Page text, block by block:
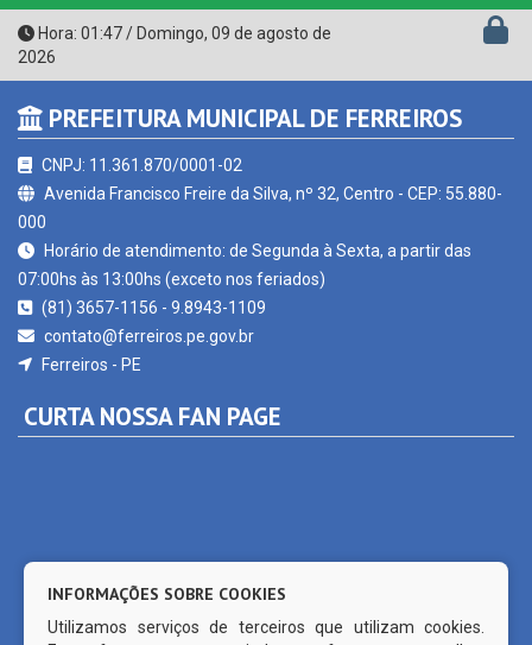
2026
PREFEITURA MUNICIPAL DE FERREIROS
CNPJ: 11.361.870/0001-02
000
Horário de atendimento: de Segunda à Sexta, a partir das
07:00hs às 13:00hs (exceto nos feriados)
(81) 3657-1156 - 9.8943-1109
contato@ferreiros.pe.gov.br
Ferreiros - PE
CURTA NOSSA FAN PAGE
INFORMAÇÕES SOBRE COOKIES
Utilizamos serviços de terceiros que utilizam cookies.